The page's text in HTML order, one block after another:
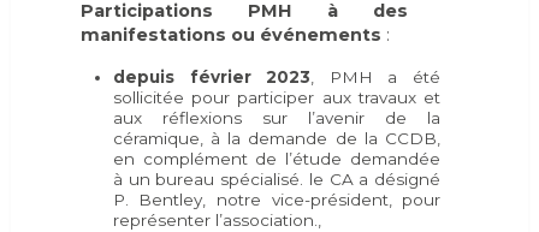
Participations PMH à des
manifestations ou événements :
depuis février 2023 , PMH a été
sollicitée pour participer aux travaux et
aux réflexions sur l’avenir de la
céramique, à la demande de la CCDB,
en complément de l’étude demandée
à un bureau spécialisé. le CA a désigné
P. Bentley, notre vice-président, pour
représenter l’association.,